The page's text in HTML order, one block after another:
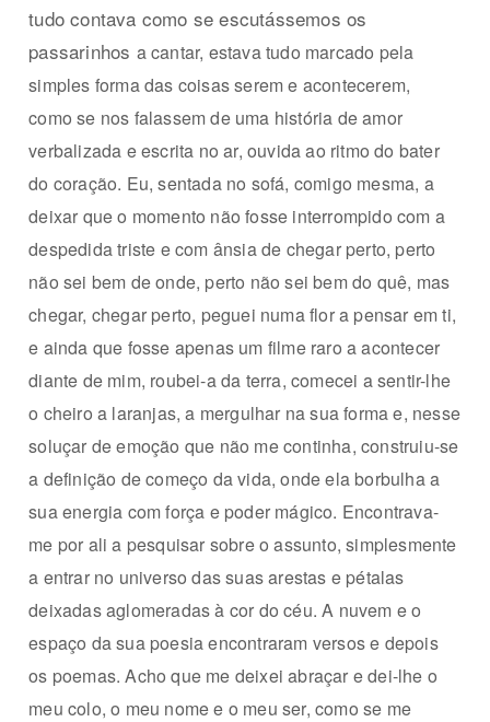
tudo contava como se escutássemos os
passarinhos a cantar, estava tudo marcado pela
simples forma das coisas serem e acontecerem,
comose nos falassem de uma história de amor
verbalizada e escrita noar, ouvida ao ritmo do bater
do coração. Eu, sentada no sofá, comigo mesma, a
deixar que o momento nãofosse interrompido com a
despedida triste e com ânsia de chegar perto, perto
não sei bem de onde, perto não sei bem do quê, mas
chegar, chegar perto, peguei numa flor a pensar em ti,
e ainda que fosse apenas um filme raro a acontecer
diante de mim, roubei-a da terra, comecei a sentir-lhe
o cheiro a laranjas, a mergulhar na sua forma e, nesse
soluçar de emoção que não me continha, construiu-se
a definição de começo da vida, onde ela borbulha a
sua energia com força e poder mágico. Encontrava-
me por ali a pesquisar sobre o assunto, simplesmente
a entrar no universo das suas arestas e pétalas
deixadas aglomeradas à cor do céu. A nuvem e o
espaço da sua poesia encontraram versose depois
os poemas. Acho que me deixei abraçar e dei-lhe o
meu colo, o meu nome e o meu ser, como se me